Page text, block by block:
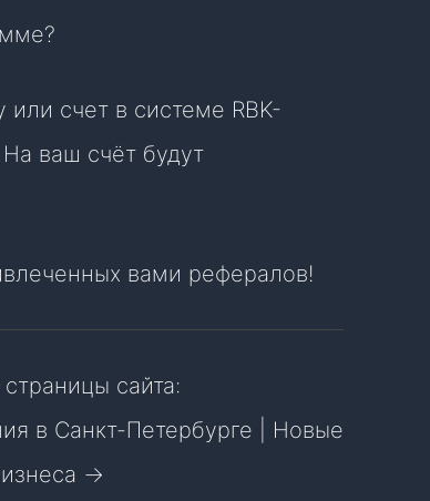
счет в системе RBK-
На ваш счёт будут
вами рефералов!
сайта:
в Санкт-Петербурге
Новые
→